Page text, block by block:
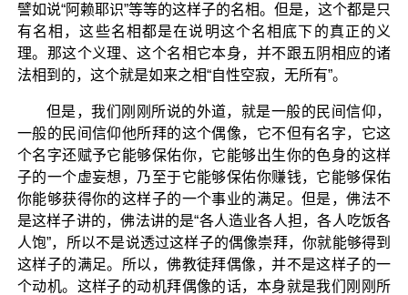
譬如说“阿赖耶识”等等的这样子的名相。但是，这个都是只
有名相，这些名相都是在说明这个名相底下的真正的义
理。那这个义理、这个名相它本身，并不跟五阴相应的诸
法相到的，这个就是如来之相“自性空寂，无所有”。
但是，我们刚刚所说的外道，就是一般的民间信仰，
一般的民间信仰他所拜的这个偶像，它不但有名字，它这
个名字还赋予它能够保佑你，它能够出生你的色身的这样
子的一个虚妄想，乃至于它能够保佑你赚钱，它能够保佑
你能够获得你的这样子的一个事业的满足。但是，佛法不
是这样子讲的，佛法讲的是“各人造业各人担，各人吃饭各
人饱”，所以不是说透过这样子的偶像崇拜，你就能够得到
这样子的满足。所以，佛教徒拜偶像，并不是这样子的一
个动机。这样子的动机拜偶像的话，本身就是我们刚刚所